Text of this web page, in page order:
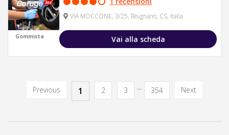
Gommista
VIA MOCCONE, 3/25, Bisignano, CS, Italia
Vai alla scheda
Previous 1 2 3 ... 354 Next